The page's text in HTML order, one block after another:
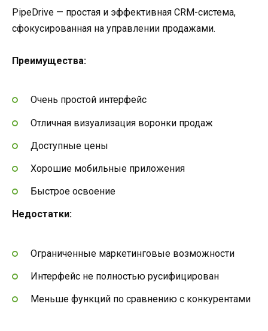
PipeDrive — простая и эффективная CRM-система,
сфокусированная на управлении продажами.
Преимущества:
Очень простой интерфейс
Отличная визуализация воронки продаж
Доступные цены
Хорошие мобильные приложения
Быстрое освоение
Недостатки:
Ограниченные маркетинговые возможности
Интерфейс не полностью русифицирован
Меньше функций по сравнению с конкурентами